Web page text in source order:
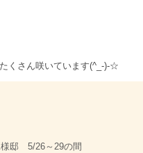
くさん咲いています(^_-)-☆
邸 5/26～29の間